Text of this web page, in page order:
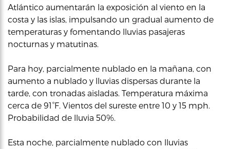
Atlántico aumentarán la exposición al viento en la
costa y las islas, impulsando un gradual aumento de
temperaturas y fomentando lluvias pasajeras
nocturnas y matutinas.
Para hoy, parcialmente nublado en la mañana, con
aumento a nublado y lluvias dispersas durante la
tarde, con tronadas aisladas. Temperatura máxima
cerca de 91°F. Vientos del sureste entre 10 y 15 mph.
Probabilidad de lluvia 50%.
Esta noche, parcialmente nublado con lluvias